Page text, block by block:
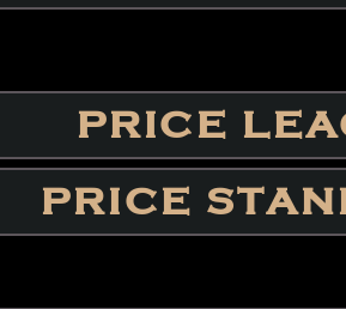
PRICE
PRICE